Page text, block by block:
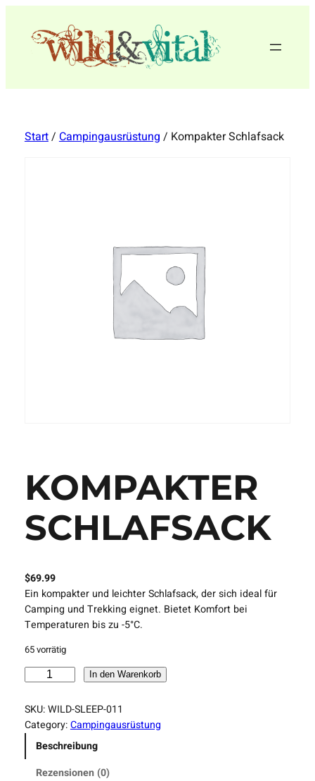
springen
Start/Campingausrüstung / Kompakter Schlafsack
KOMPAKTER
SCHLAFSACK
$69.99
Ein kompakter und leichter Schlafsack, der sich ideal für
Camping und Trekking eignet. Bietet Komfort bei
Temperaturen bis zu -5°C.
65 vorrätig
m
p
a
In den Warenkorb
SKU:WILD-SLEEP-011
Category:Campingausrüstung
Beschreibung
Rezensionen (0)